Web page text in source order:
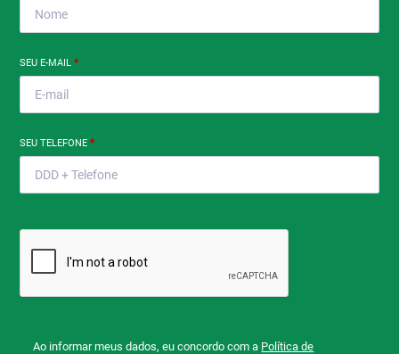
SEU E-MAIL*
SEU TELEFONE*
Ao informar meus dados, eu concordo com a Política de